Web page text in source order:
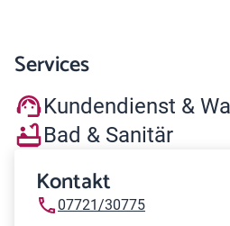
Services
Kundendienst &
Bad & Sanitär
Kontakt
07721/30775